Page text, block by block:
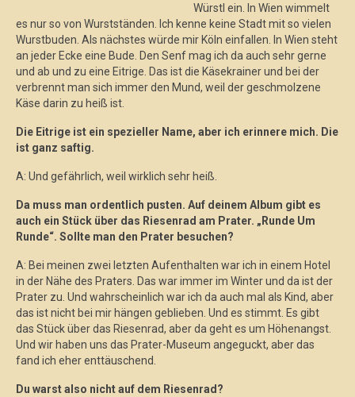
Würstl ein. In Wien wimmelt
es nur so von Wurstständen. Ich kenne keine Stadt mit so vielen
Wurstbuden. Als nächstes würde mir Köln einfallen. In Wien steht
an jeder Ecke eine Bude. Den Senf mag ich da auch sehr gerne
und ab und zu eine Eitrige. Das ist die Käsekrainer und bei der
verbrennt man sich immer den Mund, weil der geschmolzene
Käse darin zu heiß ist.
Die Eitrige ist ein spezieller Name, aber ich erinnere mich. Die
ist ganz saftig.
A: Und gefährlich, weil wirklich sehr heiß.
Da muss man ordentlich pusten. Auf deinem Album gibt es
auch ein Stück über das Riesenrad am Prater. „Runde Um
Runde“. Sollte man den Prater besuchen?
A: Bei meinen zwei letzten Aufenthalten war ich in einem Hotel
in der Nähe des Praters. Das war immer im Winter und da ist der
Prater zu. Und wahrscheinlich war ich da auch mal als Kind, aber
das ist nicht bei mir hängen geblieben. Und es stimmt. Es gibt
das Stück über das Riesenrad, aber da geht es um Höhenangst.
Und wir haben uns das Prater-Museum angeguckt, aber das
fand ich eher enttäuschend.
Du warst also nicht auf dem Riesenrad?